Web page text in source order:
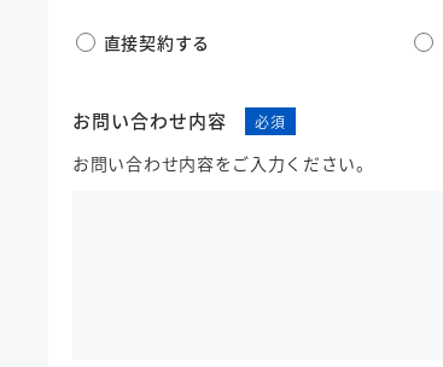
直接契約する
お問い合わせ内容
お問い合わせ内容をご入力ください。